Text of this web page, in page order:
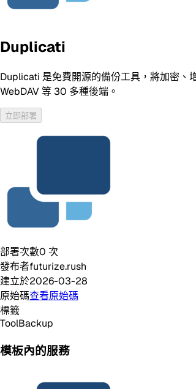
Duplicati
Duplicati 是免費開源的備份工具，將加密、
WebDAV 等 30 多種後端。
立即部署
部署次數0 次
發布者futurize.rush
建立於2026-03-28
原始碼查看原始碼
標籤
ToolBackup
模板內的服務